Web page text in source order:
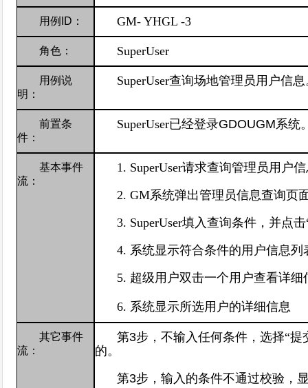
用例 ID ： GM- YHGL -3
角色： SuperUser
用例说
明：
SuperUser查询场地管理员用户信息
前置条
件：
SuperUser已经登录GDOUGM系统
基本事件
流：
1. SuperUser请求查询管理员用户
2. GM系统弹出管理员信息查询页
3. SuperUser填入查询条件，并点击
4. 系统显示符合条件的用户信息列
5. 超级用户双击一个用户查看详细
6. 系统显示所选用户的详细信息
其它事件
流：
第3步，不输入任何条件，选择“提
的。
第3步，输入的条件不通过校验，